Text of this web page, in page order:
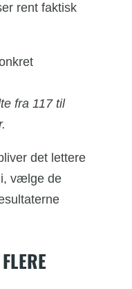
rent faktisk
fra 117 til
det lettere
vælge de